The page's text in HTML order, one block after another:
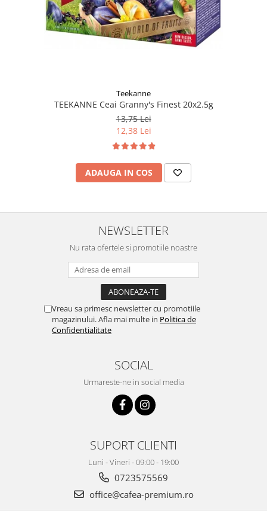
Teekanne
TEEKANNE Ceai Granny's Finest 20x2.5g
13,75 Lei
12,38 Lei
ADAUGA IN COS
NEWSLETTER
Nu rata ofertele si promotiile noastre
Vreau sa primesc newsletter cu promotiile
magazinului. Afla mai multe in Politica de
Confidentialitate
SOCIAL
Urmareste-ne in social media
SUPORT CLIENTI
Luni - Vineri - 09:00 - 19:00
0723575569
office@cafea-premium.ro